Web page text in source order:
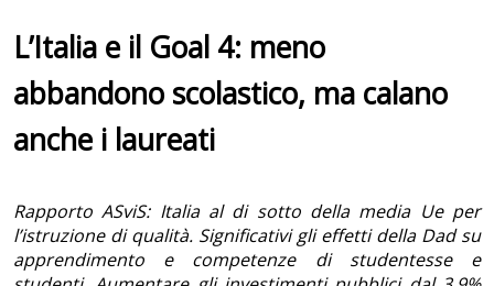
L’Italia e il Goal 4: meno
abbandono scolastico, ma calano
anche i laureati
Rapporto ASviS: Italia al di sotto della media Ue per
l’istruzione di qualità. Significativi gli effetti della Dad su
apprendimento e competenze di studentesse e